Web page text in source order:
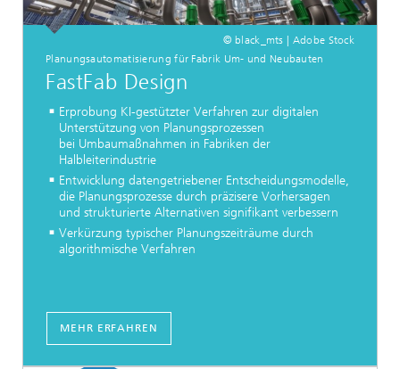
© black_mts | Adobe Stock
Planungsautomatisierung für Fabrik Um- und Neubauten
FastFab Design
Erprobung KI-gestützter Verfahren zur digitalen
Unterstützung von Planungsprozessen
bei Umbaumaßnahmen in Fabriken der
Halbleiterindustrie
Entwicklung datengetriebener Entscheidungsmodelle,
die Planungsprozesse durch präzisere Vorhersagen
und strukturierte Alternativen signifikant verbessern
Verkürzung typischer Planungszeiträume durch
algorithmische Verfahren
MEHR ERFAHREN